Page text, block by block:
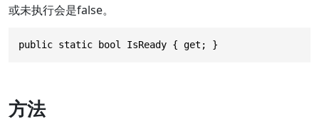
或未执行会是false。
public static bool IsReady { get; }
方法